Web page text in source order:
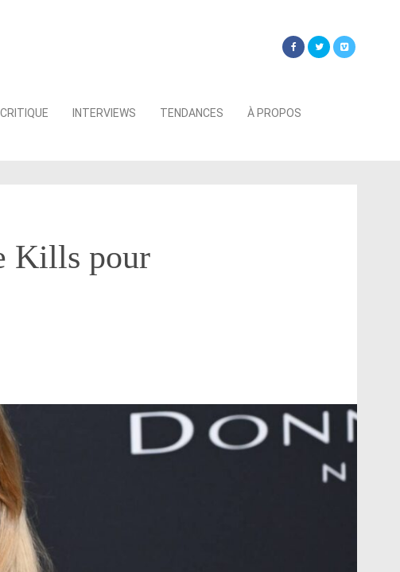
INTERVIEWS TENDANCES À PROPOS
Kills pour